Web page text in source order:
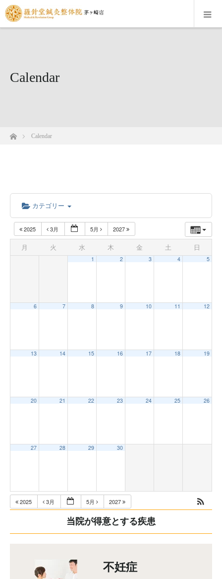
Calendar
ホームCalendar
カテゴリー
2025 3月 5月 2027
月 火 水 木 金 土 日
1 2 3 4 5
6 7 8 9 10 11 12
13 14 15 16 17 18 19
20 21 22 23 24 25 26
27 28 29 30
2025 3月 5月 2027
当院が得意とする疾患
不妊症